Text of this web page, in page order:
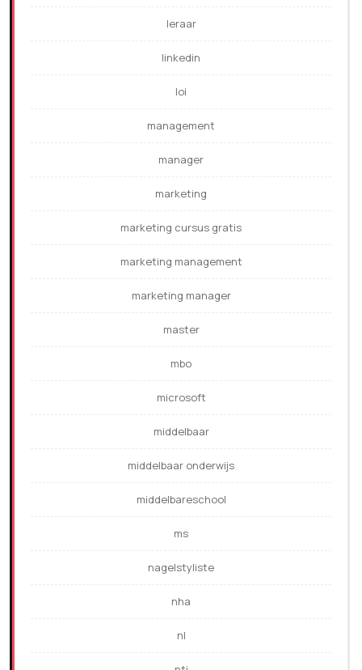
leraar
linkedin
loi
management
manager
marketing
marketing cursus gratis
marketing management
marketing manager
master
mbo
microsoft
middelbaar
middelbaar onderwijs
middelbareschool
ms
nagelstyliste
nha
nl